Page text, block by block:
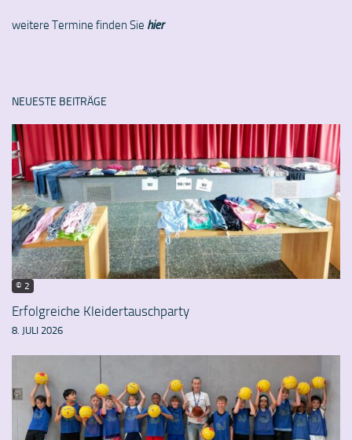
weitere Termine finden Sie hier
NEUESTE BEITRÄGE
© 2
Erfolgreiche Kleidertauschparty
8. JULI 2026